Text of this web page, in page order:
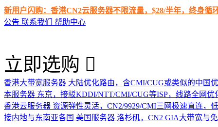
新用户闪购：香港CN2云服务器不限流量，$28/半年，终身循
公告 联系我们 帮助中心
立即选购
香港大带宽服务器 大陆优化路由，含CMI/CUG或类似的中国
本服务器 东京，接驳KDDI/NTT/CMI/CUG等ISP，线路全网优
香港云服务器 资源弹性灵活，CN2/9929/CMI三网极速直连，
接内地与东南亚各国 美国服务器 洛杉矶，CN2 GIA大带宽与